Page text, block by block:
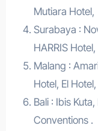
Mutiara Hotel,
Surabaya :
HARRIS
Malang :
Hotel, El
Bali : Ibis
Conventions .